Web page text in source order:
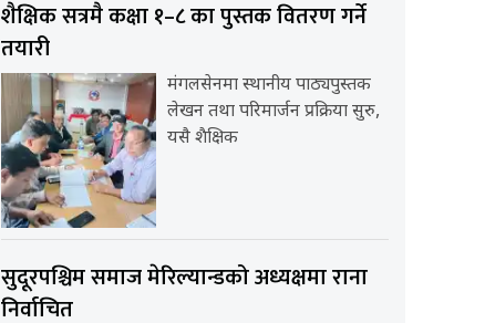
शैक्षिक सत्रमै कक्षा १–८ का पुस्तक वितरण गर्ने
तयारी
मंगलसेनमा स्थानीय पाठ्यपुस्तक
लेखन तथा परिमार्जन प्रक्रिया सुरु,
यसै शैक्षिक
सुदूरपश्चिम समाज मेरिल्यान्डको अध्यक्षमा राना
निर्वाचित